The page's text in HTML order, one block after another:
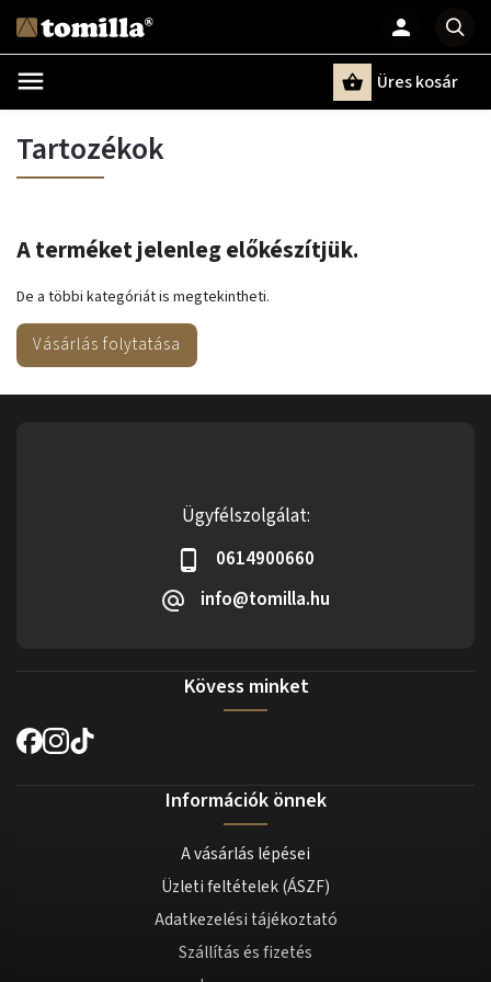
Üres kosár
Tartozékok
A terméket jelenleg előkészítjük.
De a többi kategóriát is megtekintheti.
Vásárlás folytatása
Ügyfélszolgálat:
0614900660
info@tomilla.hu
Kövess minket
Információk önnek
A vásárlás lépései
Üzleti feltételek (ÁSZF)
Adatkezelési tájékoztató
Szállítás és fizetés